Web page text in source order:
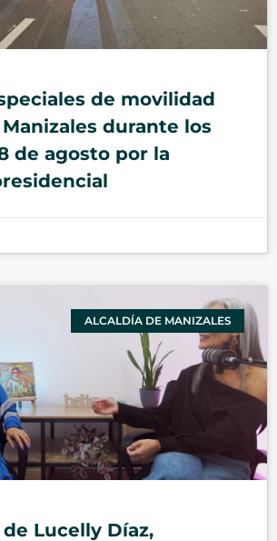
de movilidad
durante los
de agosto por la
ALCALDÍA DE MANIZALES
Lucelly Díaz,